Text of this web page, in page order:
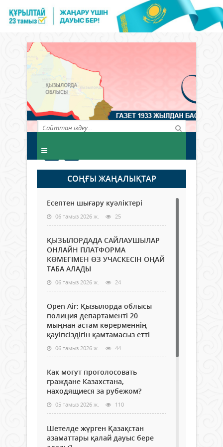
СОҢҒЫ ЖАҢАЛЫҚТАР
Есептен шығару куәліктері
06 тамыз 2026 ж. 25
ҚЫЗЫЛОРДАДА САЙЛАУШЫЛАР
ОНЛАЙН ПЛАТФОРМА
КӨМЕГІМЕН ӨЗ УЧАСКЕСІН ОҢАЙ
ТАБА АЛАДЫ
06 тамыз 2026 ж. 24
Open Air: Қызылорда облысы
полиция департаменті 20
мыңнан астам көрерменнің
қауіпсіздігін қамтамасыз етті
06 тамыз 2026 ж. 44
Как могут проголосовать
граждане Казахстана,
находящиеся за рубежом?
05 тамыз 2026 ж. 110
Шетелде жүрген Қазақстан
азаматтары қалай дауыс бере